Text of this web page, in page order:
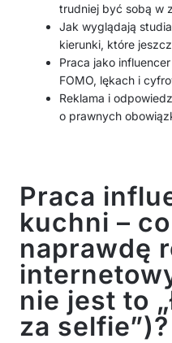
trudniej być sobą w
Jak wyglądają
kierunki, które
Praca jako
FOMO, lękach i
Reklama i
o prawnych
Praca
kuchni –
naprawdę
nie jest to
za selfie”)?